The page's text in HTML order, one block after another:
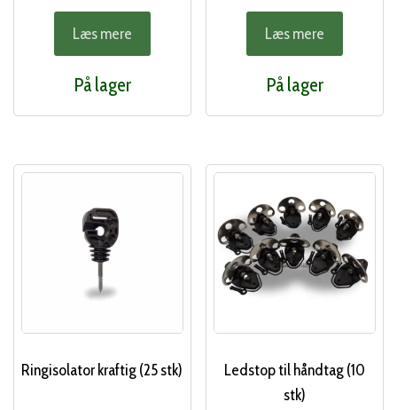
Læs mere
På lager
Læs mere
På lager
Ringisolator kraftig (25 stk)
Ledstop til håndtag (10
stk)